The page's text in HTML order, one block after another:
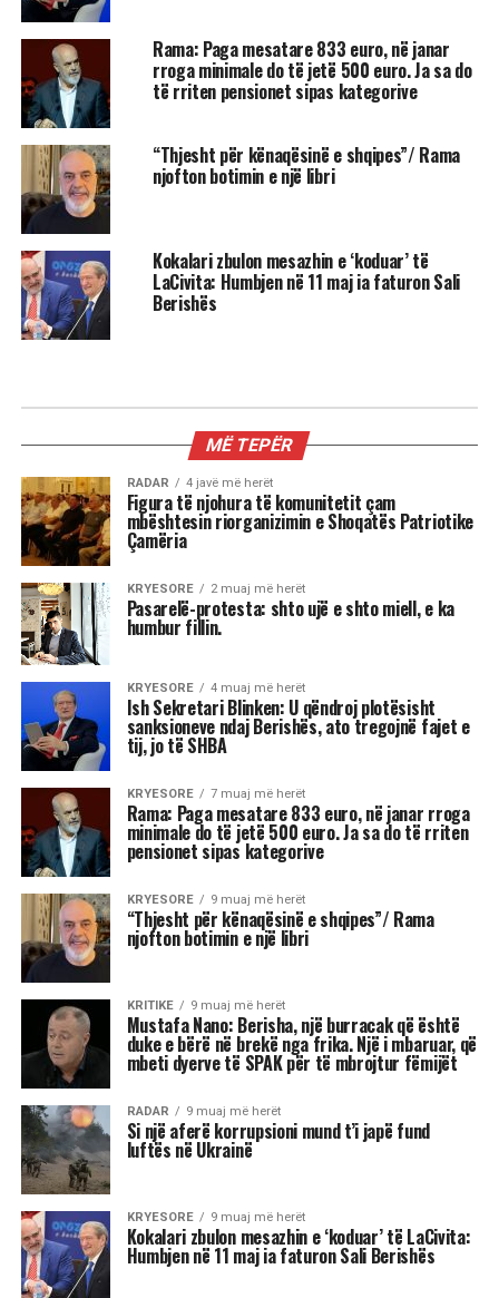
Rama: Paga mesatare 833 euro, në janar
rroga minimale do të jetë 500 euro. Ja sa do
të rriten pensionet sipas kategorive
“Thjesht për kënaqësinë e shqipes”/ Rama
njofton botimin e një libri
Kokalari zbulon mesazhin e ‘koduar’ të
LaCivita: Humbjen në 11 maj ia faturon Sali
Berishës
Mustafa Nano: Pushteti i Ramës
është i frikshëm, unë do isha
çmendur po të kisha pushtetin e tij
Mustafa Nano duke komentuar qeverinë e re, tha
që kryeministri Edi Rama është sot një lider
absolut në Shqipëri, sidomos brenda
mazhorancës socialiste.
Sipas Nanos, ministrja që do të operojë me
inteligjencë artificiale, Diella, është një gjetje
interesante, që i shkon epokës “High
Tecnology”, në të cilën jetojmë, “por unë nuk
kam kompetencën për ta vlerësuar si gjetje”.
“Duhet të presim për të parë sa funksionale do të
rezultojë”.
“Ministrja më e veçantë është Diella. Zgjedhjet e
tjera s’më befasuan, janë zgjedhje brenda stilit të
Ramës.
Ka zgjedhur sërish kryesisht gra, sepse sipas tij
me gratë punohet më mirë, gjë që unë s’e di sa e